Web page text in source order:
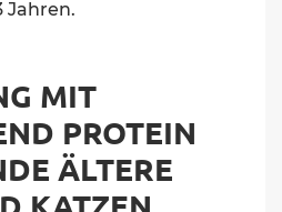
Jahren.
MIT
PROTEIN
ÄLTERE